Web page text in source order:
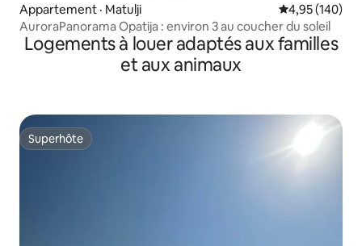
Appartement · Matulji Note
4,95 (140)
AuroraPanorama Opatija : environ 3 au coucher du soleil
Logements à louer adaptés aux familles
et aux animaux
Superhôte
Superhôte